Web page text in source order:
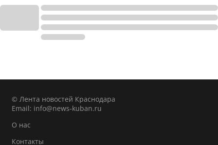
© Лента новостей Краснодара
Email: info@news-kuban.ru
О нас
Контакты